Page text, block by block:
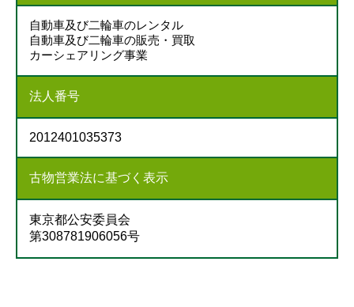
自動車及び二輪車のレンタル
自動車及び二輪車の販売・買取
カーシェアリング事業
法人番号
2012401035373
古物営業法に基づく表示
東京都公安委員会
第308781906056号